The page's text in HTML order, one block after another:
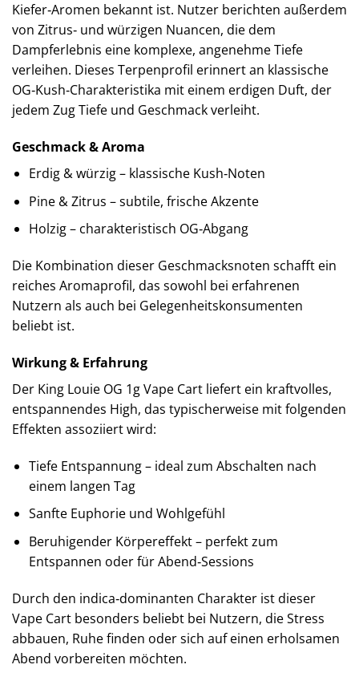
Kiefer‑Aromen bekannt ist. Nutzer berichten außerdem
von Zitrus‑ und würzigen Nuancen, die dem
Dampferlebnis eine komplexe, angenehme Tiefe
verleihen. Dieses Terpenprofil erinnert an klassische
OG‑Kush‑Charakteristika mit einem erdigen Duft, der
jedem Zug Tiefe und Geschmack verleiht.
Geschmack & Aroma
Erdig & würzig – klassische Kush‑Noten
Pine & Zitrus – subtile, frische Akzente
Holzig – charakteristisch OG‑Abgang
Die Kombination dieser Geschmacksnoten schafft ein
reiches Aromaprofil, das sowohl bei erfahrenen
Nutzern als auch bei Gelegenheitskonsumenten
beliebt ist.
Wirkung & Erfahrung
Der King Louie OG 1g Vape Cart liefert ein kraftvolles,
entspannendes High, das typischerweise mit folgenden
Effekten assoziiert wird:
Tiefe Entspannung – ideal zum Abschalten nach
einem langen Tag
Sanfte Euphorie und Wohlgefühl
Beruhigender Körpereffekt – perfekt zum
Entspannen oder für Abend‑Sessions
Durch den indica‑dominanten Charakter ist dieser
Vape Cart besonders beliebt bei Nutzern, die Stress
abbauen, Ruhe finden oder sich auf einen erholsamen
Abend vorbereiten möchten.